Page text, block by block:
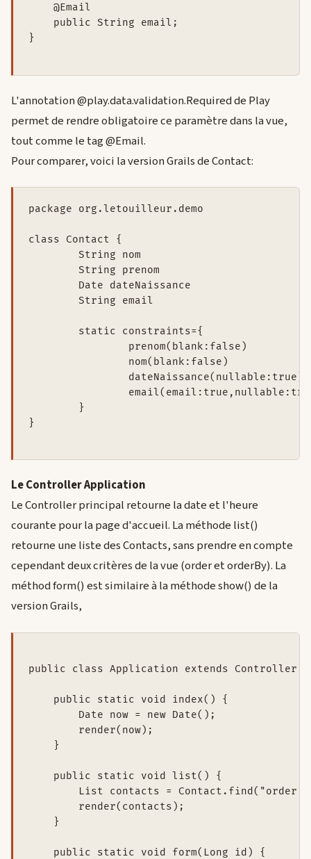
    @Email
    public String email;
}
L'annotation @play.data.validation.Required de Play
permet de rendre obligatoire ce paramètre dans la vue,
tout comme le tag @Email.
Pour comparer, voici la version Grails de Contact:
package org.letouilleur.demo
class Contact {
	String nom
	String prenom
	String email
}
Le Controller Application
Le Controller principal retourne la date et l'heure
courante pour la page d'accueil. La méthode list()
retourne une liste des Contacts, sans prendre en compte
cependant deux critères de la vue (order et orderBy). La
méthod form() est similaire à la méthode show() de la
version Grails,
public class Application extends Controller {
    public static void index() {
        Date now = new Date();
        render(now);
    }
    public static void list() {
        List
contacts = Contact.find("order
        render(contacts);
    }
    public static void form(Long id) {